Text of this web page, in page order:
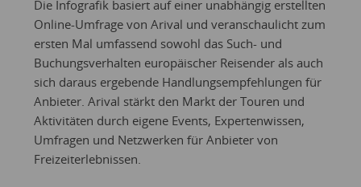
Die Infografik basiert auf einer unabhängig erstellten
Online-Umfrage von Arival und veranschaulicht zum
ersten Mal umfassend sowohl das Such- und
Buchungsverhalten europäischer Reisender als auch
sich daraus ergebende Handlungsempfehlungen für
Anbieter. Arival stärkt den Markt der Touren und
Aktivitäten durch eigene Events, Expertenwissen,
Umfragen und Netzwerken für Anbieter von
Freizeiterlebnissen.